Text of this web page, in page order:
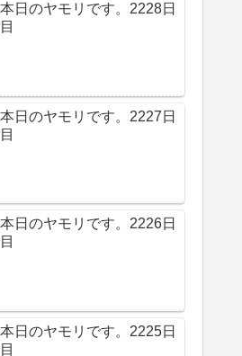
本日のヤモリです。2228日
目
本日のヤモリです。2227日
目
本日のヤモリです。2226日
目
本日のヤモリです。2225日
目